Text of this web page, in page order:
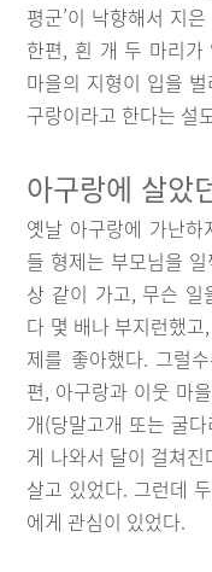
평군’이 낙향해서 지
한편, 흰 개 두 마리가
마을의 지형이 입을
구랑이라고 한다는 설
아구랑에 살았
옛날 아구랑에 가난
들 형제는 부모님을
상 같이 가고, 무슨 일
다 몇 배나 부지런했
제를 좋아했다. 그럴
편, 아구랑과 이웃 마
개(당말고개 또는 굴
게 나와서 달이 걸쳐
살고 있었다. 그런데
에게 관심이 있었다.